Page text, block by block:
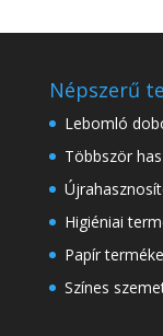
Népszerű
Lebomló
Többször
Higiéniai
Papír
Színes